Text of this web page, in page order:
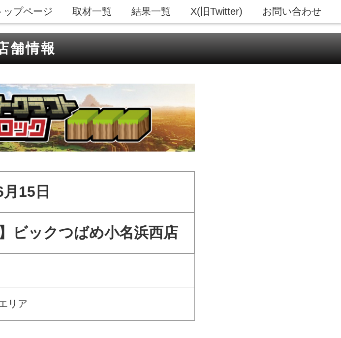
ップページ 取材一覧 結果一覧 X(旧Twitter) お問い合わせ
舗情報
15日
】ビックつばめ小名浜西店
リア